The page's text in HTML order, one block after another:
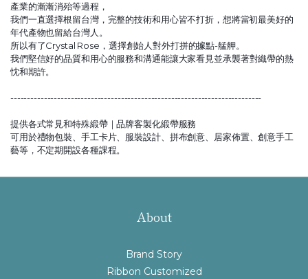
產業的漸漸消殆等過程，
我們一直選擇根留台灣，完整的技術和用心皆不打折，想將當初最美好的
年代產物也留給台灣人。
所以有了Crystal Rose， 選擇創始人對外打拼的據點-艋舺。
我們堅信好的品質和用心的服務和溝通能讓大家看見並承襲著對織帶的熱
忱和期許。
---------------------------------------------------------------------------
提供各式常見和特殊緞帶｜品牌客製化緞帶服務
可用於禮物包裝、手工卡片、 服裝設計、 拼布創意、 居家佈置、創意手工
藝等，不定期開設各種課程。
About
Brand Story
Ribbon Customized